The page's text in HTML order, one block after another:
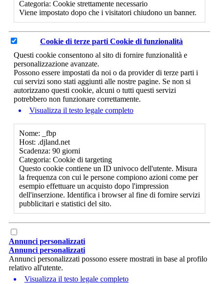
Categoria: Cookie strettamente necessario
Viene impostato dopo che i visitatori chiudono un banner.
Cookie di terze parti Cookie di funzionalità
Questi cookie consentono al sito di fornire funzionalità e
personalizzazione avanzate.
Possono essere impostati da noi o da provider di terze parti i
cui servizi sono stati aggiunti alle nostre pagine. Se non si
autorizzano questi cookie, alcuni o tutti questi servizi
potrebbero non funzionare correttamente.
Visualizza il testo legale completo
Nome: _fbp
Host: .djland.net
Scadenza: 90 giorni
Categoria: Cookie di targeting
Questo cookie contiene un ID univoco dell'utente. Misura
la frequenza con cui le persone compiono azioni come per
esempio effettuare un acquisto dopo l'impression
dell'inserzione. Identifica i browser al fine di fornire servizi
pubblicitari e statistici del sito.
Annunci personalizzati
Annunci personalizzati
Annunci personalizzati possono essere mostrati in base al profilo
relativo all'utente.
Visualizza il testo legale completo